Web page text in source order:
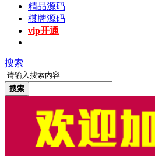
精品源码
棋牌源码
vip开通
搜索
搜索